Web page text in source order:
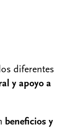
diferentes
y apoyo a
beneficios y